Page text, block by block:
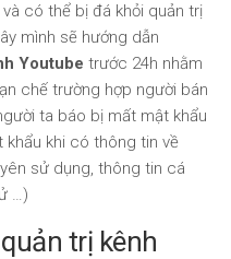
và có thể bị đá khỏi quản trị
mình sẽ hướng dẫn
Youtube trước 24h nhằm
chế trường hợp người bán
ta báo bị mất mật khẩu
khi có thông tin về
sử dụng, thông tin cá
…)
trị kênh